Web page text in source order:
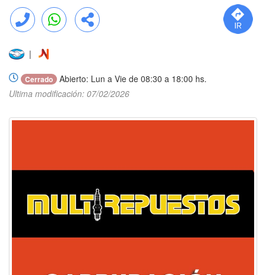
Contactenos
Llamar WhatsApp Compartir
|
Cerrado
Abierto: Lun a Vie de 08:30 a 18:00 hs.
Ultima modificación: 07/02/2026